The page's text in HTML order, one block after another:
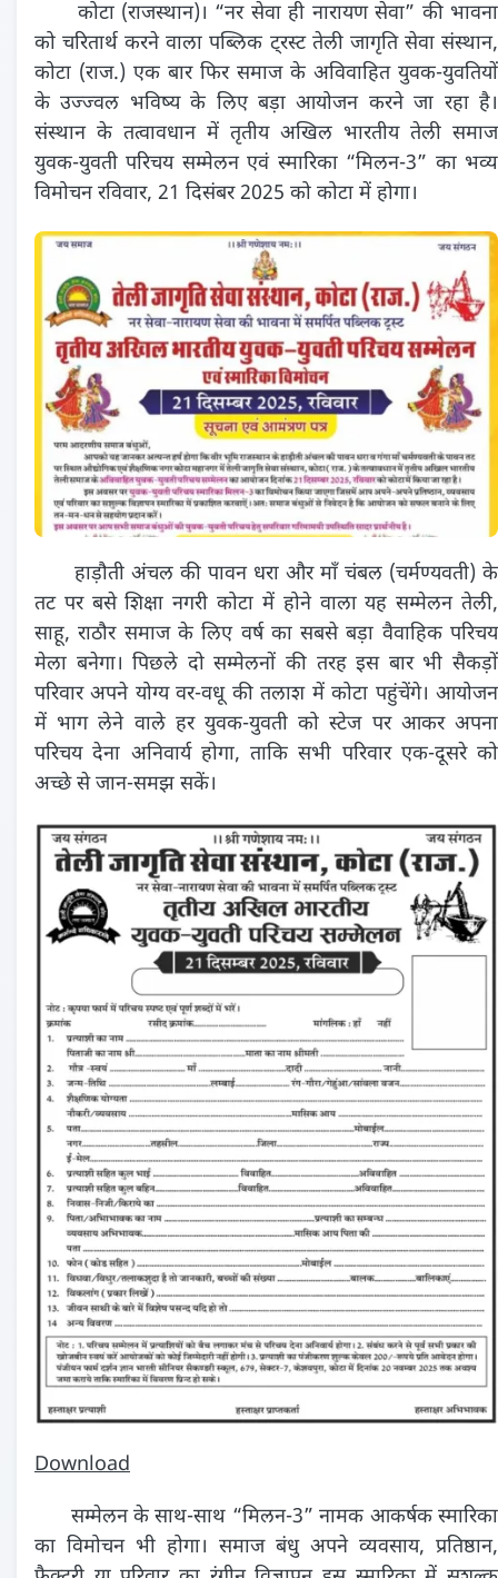
कोटा (राजस्थान)। “नर सेवा ही नारायण सेवा” की भावना
को चरितार्थ करने वाला पब्लिक ट्रस्ट तेली जागृति सेवा संस्थान,
कोटा (राज.) एक बार फिर समाज के अविवाहित युवक-युवतियों
के उज्ज्वल भविष्य के लिए बड़ा आयोजन करने जा रहा है।
संस्थान के तत्वावधान में तृतीय अखिल भारतीय तेली समाज
युवक-युवती परिचय सम्मेलन एवं स्मारिका “मिलन-3” का भव्य
विमोचन रविवार, 21 दिसंबर 2025 को कोटा में होगा।
हाड़ौती अंचल की पावन धरा और माँ चंबल (चर्मण्यवती) के
तट पर बसे शिक्षा नगरी कोटा में होने वाला यह सम्मेलन तेली,
साहू, राठौर समाज के लिए वर्ष का सबसे बड़ा वैवाहिक परिचय
मेला बनेगा। पिछले दो सम्मेलनों की तरह इस बार भी सैकड़ों
परिवार अपने योग्य वर-वधू की तलाश में कोटा पहुंचेंगे। आयोजन
में भाग लेने वाले हर युवक-युवती को स्टेज पर आकर अपना
परिचय देना अनिवार्य होगा, ताकि सभी परिवार एक-दूसरे को
अच्छे से जान-समझ सकें।
Download
सम्मेलन के साथ-साथ “मिलन-3” नामक आकर्षक स्मारिका
का विमोचन भी होगा। समाज बंधु अपने व्यवसाय, प्रतिष्ठान,